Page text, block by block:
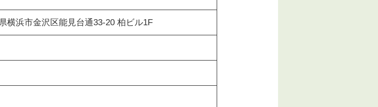
横浜市金沢区能見台通33-20 柏ビル1F